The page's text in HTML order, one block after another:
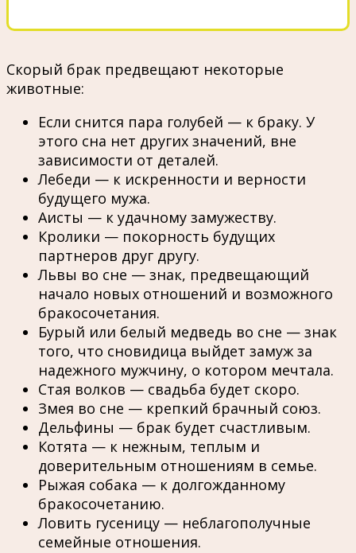
Скорый брак предвещают некоторые
животные:
Если снится пара голубей — к браку. У
этого сна нет других значений, вне
зависимости от деталей.
Лебеди — к искренности и верности
будущего мужа.
Аисты — к удачному замужеству.
Кролики — покорность будущих
партнеров друг другу.
Львы во сне — знак, предвещающий
начало новых отношений и возможного
бракосочетания.
Бурый или белый медведь во сне — знак
того, что сновидица выйдет замуж за
надежного мужчину, о котором мечтала.
Стая волков — свадьба будет скоро.
Змея во сне — крепкий брачный союз.
Дельфины — брак будет счастливым.
Котята — к нежным, теплым и
доверительным отношениям в семье.
Рыжая собака — к долгожданному
бракосочетанию.
Ловить гусеницу — неблагополучные
семейные отношения.